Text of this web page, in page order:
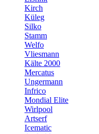
Kirch
Küleg
Silko
Stamm
Welfo
Vliesmann
Kälte 2000
Mercatus
Ungermann
Infrico
Mondial Elite
Wirlpool
Artserf
Icematic